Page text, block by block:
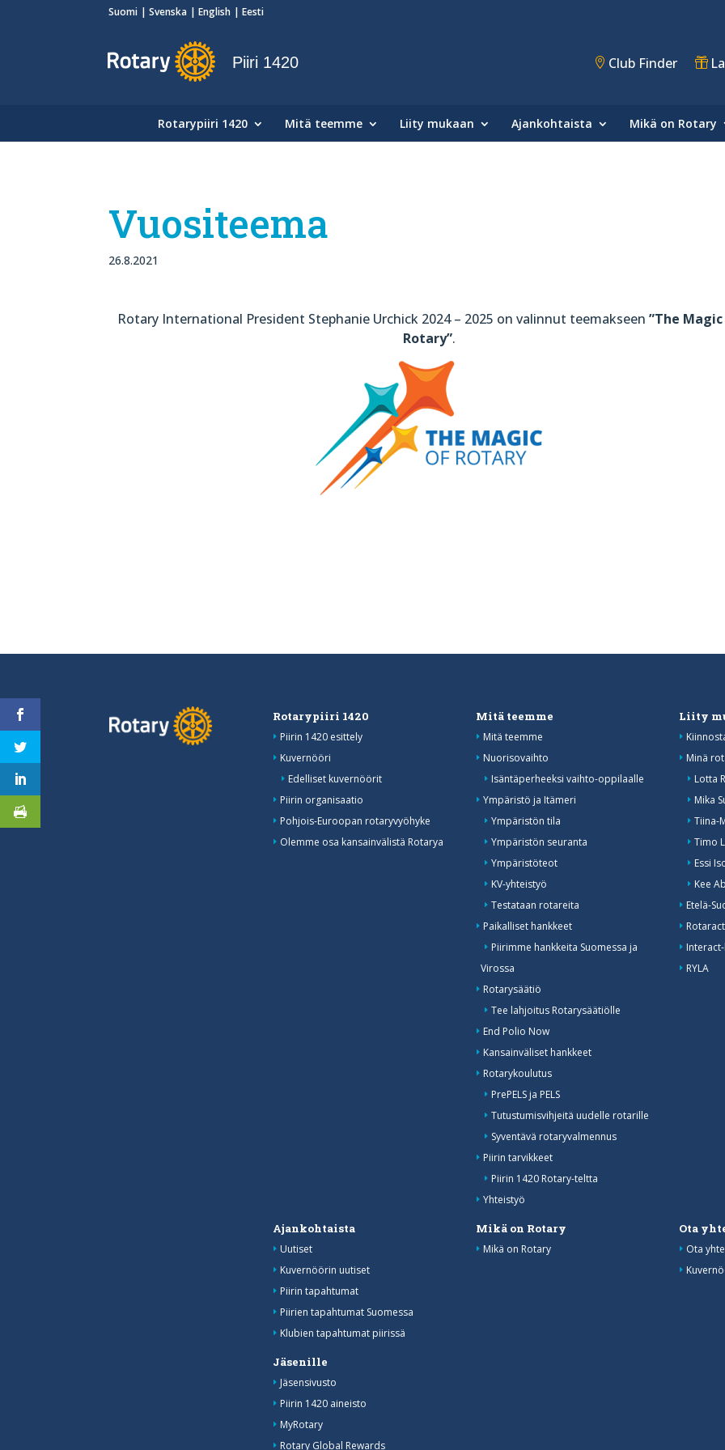
Suomi Svenska English Eesti
Piiri 1420 Club Finder
Rotarypiiri 1420 Mitä teemme Liity mukaan Ajankohtaista Mikä on Rotary
Vuositeema
26.8.2021
Rotary International President Stephanie Urchick 2024 – 2025 on valinnut teemakseen”The
Rotary”.
Rotarypiiri 1420
Piirin 1420 esittely
Kuvernööri
Edelliset kuvernöörit
Piirin organisaatio
Pohjois-Euroopan rotaryvyöhyke
Olemme osa kansainvälistä Rotarya
Mitä teemme
Mitä teemme
Nuorisovaihto
Isäntäperheeksi vaihto-oppilaalle
Ympäristö ja Itämeri
Ympäristön tila
Ympäristön seuranta
Ympäristöteot
KV-yhteistyö
Testataan rotareita
Paikalliset hankkeet
Piirimme hankkeita Suomessa ja
Virossa
Rotarysäätiö
Tee lahjoitus Rotarysäätiölle
End Polio Now
Kansainväliset hankkeet
Rotarykoulutus
PrePELS ja PELS
Tutustumisvihjeitä uudelle rotarille
Syventävä rotaryvalmennus
Piirin tarvikkeet
Piirin 1420 Rotary-teltta
Yhteistyö
Liity
Minä
Lotta
Mika
Tiina-
Timo
Essi
Kee
Etelä-
RYLA
Ajankohtaista
Uutiset
Kuvernöörin uutiset
Piirin tapahtumat
Piirien tapahtumat Suomessa
Klubien tapahtumat piirissä
Mikä on Rotary
Mikä on Rotary
Ota
Ota
Jäsenille
Jäsensivusto
Piirin 1420 aineisto
MyRotary
Rotary Global Rewards